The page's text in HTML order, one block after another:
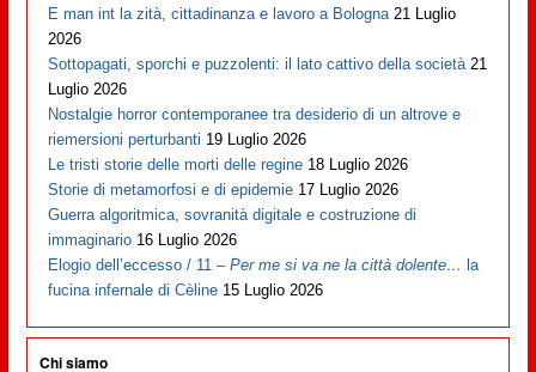
E man int la zità, cittadinanza e lavoro a Bologna 21 Luglio
2026
Sottopagati, sporchi e puzzolenti: il lato cattivo della società 21
Luglio 2026
Nostalgie horror contemporanee tra desiderio di un altrove e
riemersioni perturbanti 19 Luglio 2026
Le tristi storie delle morti delle regine 18 Luglio 2026
Storie di metamorfosi e di epidemie 17 Luglio 2026
Guerra algoritmica, sovranità digitale e costruzione di
immaginario 16 Luglio 2026
Elogio dell’eccesso / 11 –Per me si va ne la città dolente… la
fucina infernale di Cèline 15 Luglio 2026
Chi siamo